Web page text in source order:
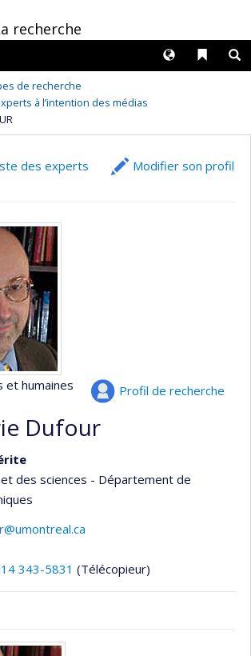
recherche
Liens
Langues
de recherche
à l’intention des médias
des experts Modifier son profil
Profil de recherche
et humaines
Dufour
des sciences - Département de
343-5831 (Télécopieur)